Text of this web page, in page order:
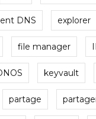
DNS explorer
file manager
keyvault
partage